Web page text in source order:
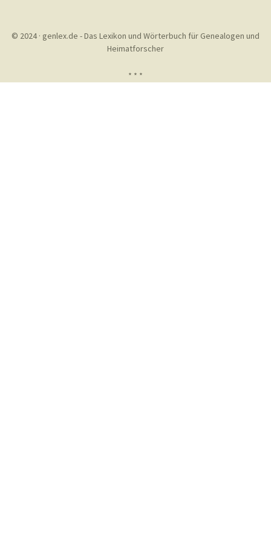
© 2024 · genlex.de - Das Lexikon und Wörterbuch für Genealogen und
Heimatforscher
* * *